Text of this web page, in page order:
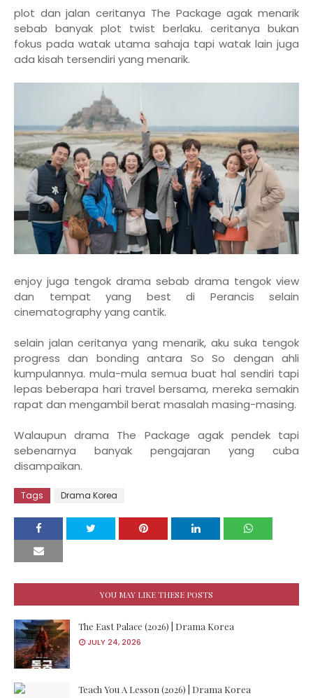
plot dan jalan ceritanya The Package agak menarik
sebab banyak plot twist berlaku. ceritanya bukan
fokus pada watak utama sahaja tapi watak lain juga
ada kisah tersendiri yang menarik.
enjoy juga tengok drama sebab drama tengok view
dan tempat yang best di Perancis selain
cinematography yang cantik.
selain jalan ceritanya yang menarik, aku suka tengok
progress dan bonding antara So So dengan ahli
kumpulannya. mula-mula semua buat hal sendiri tapi
lepas beberapa hari travel bersama, mereka semakin
rapat dan mengambil berat masalah masing-masing.
Walaupun drama The Package agak pendek tapi
sebenarnya banyak pengajaran yang cuba
disampaikan.
Tags Drama Korea
YOU MAY LIKE THESE POSTS
The East Palace (2026) | Drama Korea
JULY 24, 2026
Teach You A Lesson (2026) | Drama Korea